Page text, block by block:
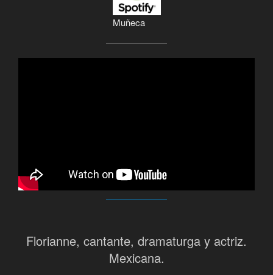
Muñeca
Florianne, cantante, dramaturga y actriz.
Mexicana.